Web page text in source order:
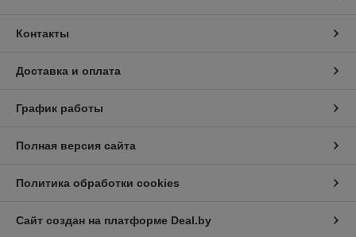
Контакты
Доставка и оплата
График работы
Полная версия сайта
Политика обработки cookies
Сайт создан на платформе Deal.by